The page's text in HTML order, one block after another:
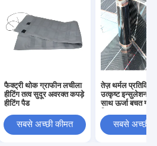
फैक्ट्री थोक ग्राफीन लचीला
हीटिंग तत्व सुदूर अवरक्त कपड़े
हीटिंग पैड
सबसे अच्छी कीमत
तेज़ थर्मल
उत्कृष्ट इन्सुलेशन
साथ ऊर्जा बचत
सबसे अच्छी